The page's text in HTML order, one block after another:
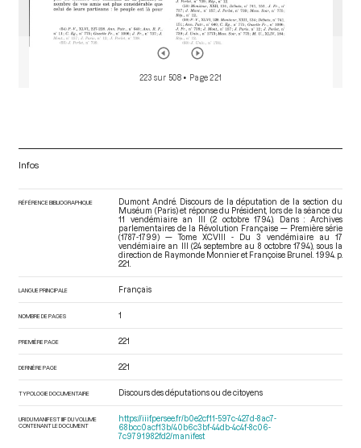
223 sur 508 • Page 221
Infos
RÉFÉRENCE BIBLIOGRAPHIQUE
Dumont André. Discours de la députation de la section du
Muséum (Paris) et réponse du Président, lors de la séance du
11 vendémiaire an III (2 octobre 1794). Dans : Archives
parlementaires de la Révolution Française — Première série
(1787-1799) — Tome XCVIII - Du 3 vendémiaire au 17
vendémiaire an III (24 septembre au 8 octobre 1794) , sous la
direction de Raymonde Monnier et Françoise Brunel. 1994. p.
221.
LANGUE PRINCIPALE Français
NOMBRE DE PAGES 1
PREMIÈRE PAGE 221
DERNIÈRE PAGE 221
TYPOLOGIE DOCUMENTAIRE Discours des députations ou de citoyens
URI DU MANIFEST IIIF DU VOLUME
CONTENANT LE DOCUMENT
https://iiif.persee.fr/b0e2cf11-597c-427d-8ac7-
68bcc0acf13b/40b6c3bf-44db-4c4f-8c06-
7c9791982fd2/manifest